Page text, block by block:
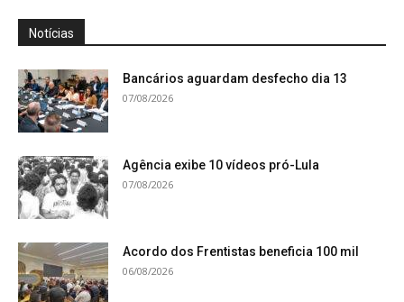
Notícias
Bancários aguardam desfecho dia 13
07/08/2026
Agência exibe 10 vídeos pró-Lula
07/08/2026
Acordo dos Frentistas beneficia 100 mil
06/08/2026